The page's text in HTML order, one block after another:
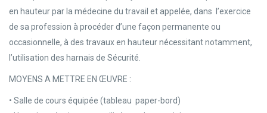
en hauteur par la médecine du travail et appelée, dans l’exercice
de sa profession à procéder d’une façon permanente ou
occasionnelle, à des travaux en hauteur nécessitant notamment,
l’utilisation des harnais de Sécurité.
MOYENS A METTRE EN ŒUVRE :
• Salle de cours équipée (tableau paper-bord)